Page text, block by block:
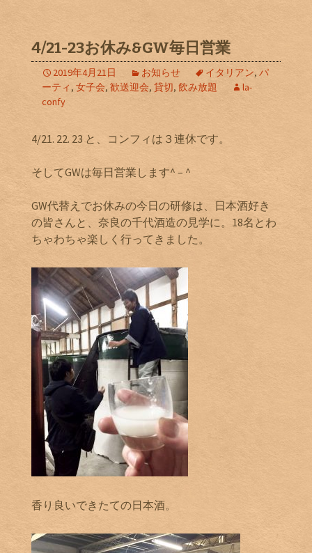
4/21-23お休み&GW毎日営業
2019年4月21日 お知らせ イタリアン, パ
ーティ , 女子会, 歓送迎会, 貸切, 飲み放題
la-
confy
4/21. 22. 23 と、コンフィは３連休です。
そしてGWは毎日営業します^ – ^
GW代替えでお休みの今日の研修は、日本酒好き
の皆さんと、奈良の千代酒造の見学に。18名とわ
ちゃわちゃ楽しく行ってきました。
香り良いできたての日本酒。